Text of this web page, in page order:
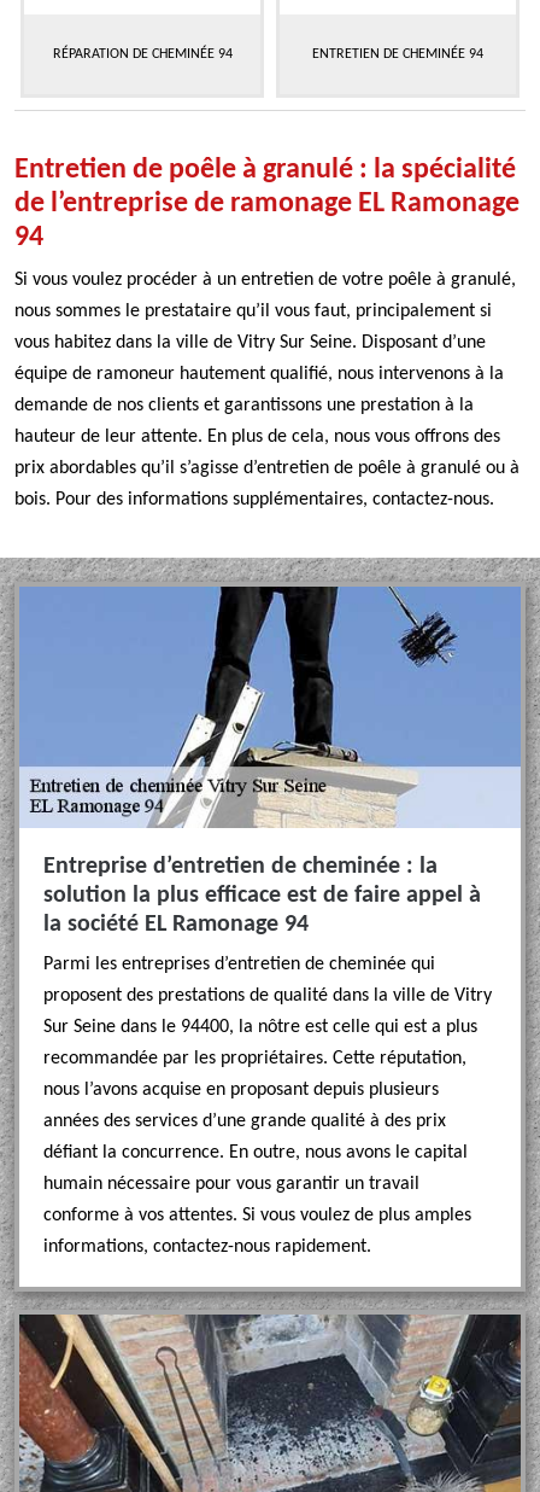
RÉPARATION DE CHEMINÉE 94 ENTRETIEN DE CHEMINÉE 94
Entretien de poêle à granulé : la spécialité
de l’entreprise de ramonage EL Ramonage
94
Si vous voulez procéder à un entretien de votre poêle à granulé,
nous sommes le prestataire qu’il vous faut, principalement si
vous habitez dans la ville de Vitry Sur Seine. Disposant d’une
équipe de ramoneur hautement qualifié, nous intervenons à la
demande de nos clients et garantissons une prestation à la
hauteur de leur attente. En plus de cela, nous vous offrons des
prix abordables qu’il s’agisse d’entretien de poêle à granulé ou à
bois. Pour des informations supplémentaires, contactez-nous.
Entreprise d’entretien de cheminée : la
solution la plus efficace est de faire appel à
la société EL Ramonage 94
Parmi les entreprises d’entretien de cheminée qui
proposent des prestations de qualité dans la ville de Vitry
Sur Seine dans le 94400, la nôtre est celle qui est a plus
recommandée par les propriétaires. Cette réputation,
nous l’avons acquise en proposant depuis plusieurs
années des services d’une grande qualité à des prix
défiant la concurrence. En outre, nous avons le capital
humain nécessaire pour vous garantir un travail
conforme à vos attentes. Si vous voulez de plus amples
informations, contactez-nous rapidement.